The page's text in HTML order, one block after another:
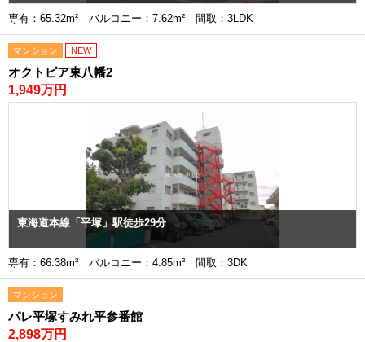
専有：65.32m² バルコニー：7.62m² 間取：3LDK
マンション NEW
オクトピア東八幡2
1,949万円
東海道本線「平塚」駅徒歩29分
専有：66.38m² バルコニー：4.85m² 間取：3DK
マンション
パレ平塚すみれ平参番館
2,898万円